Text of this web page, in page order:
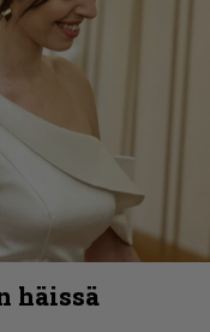
häissä